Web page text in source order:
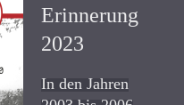
Erinnerung
2023
In den Jahren